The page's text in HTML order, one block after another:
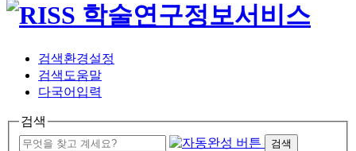
검색환경설정
검색도움말
다국어입력
검색
검색